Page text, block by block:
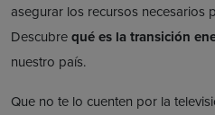
asegurar los recursos necesarios
Descubrequé es la transición
nuestro país.
Que no te lo cuenten por la